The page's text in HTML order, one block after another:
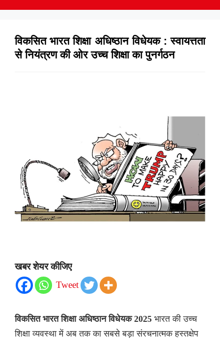
विकसित भारत शिक्षा अधिष्ठान विधेयक : स्वायत्तता
से नियंत्रण की ओर उच्च शिक्षा का पुनर्गठन
खबर शेयर कीजिए
Tweet
विकसित भारत शिक्षा अधिष्ठान विधेयक 2025 भारत की उच्च
शिक्षा व्यवस्था में अब तक का सबसे बड़ा संरचनात्मक हस्तक्षेप